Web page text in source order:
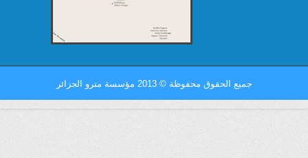
جميع الحقوق محفوظة© 2013 مؤسسة مترو الجزائر